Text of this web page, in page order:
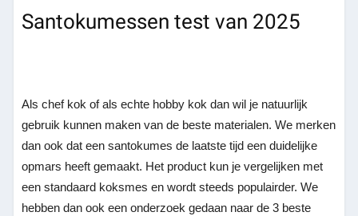
Santokumessen test van 2025
Als chef kok of als echte hobby kok dan wil je natuurlijk
gebruik kunnen maken van de beste materialen. We merken
dan ook dat een santokumes de laatste tijd een duidelijke
opmars heeft gemaakt. Het product kun je vergelijken met
een standaard koksmes en wordt steeds populairder. We
hebben dan ook een onderzoek gedaan naar de 3 beste